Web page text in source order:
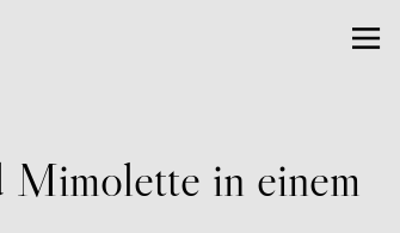
Mimolette in einem